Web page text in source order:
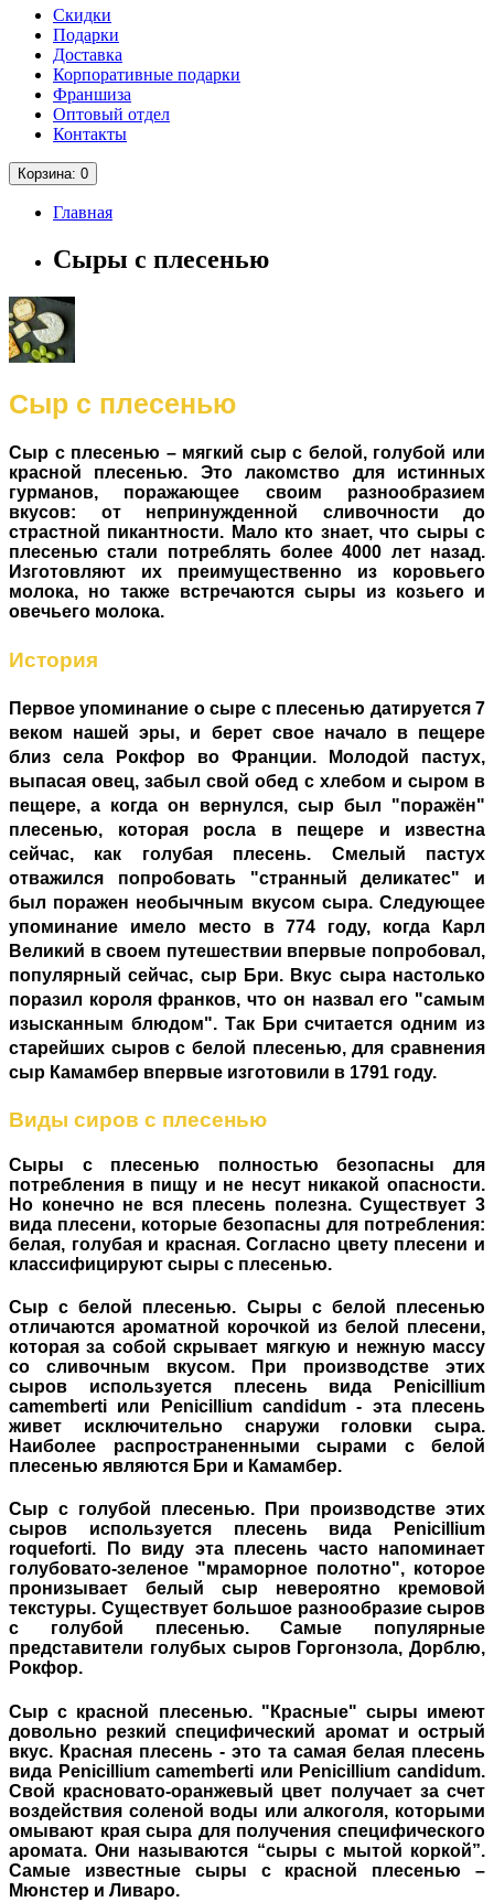
Скидки
Подарки
Доставка
Корпоративные подарки
Франшиза
Оптовый отдел
Контакты
Корзина: 0
Главная
Сыры с плесенью
Сыр с плесенью
Сыр с плесенью – мягкий сыр с белой, голубой или
красной плесенью. Это лакомство для истинных
гурманов, поражающее своим разнообразием
вкусов: от непринужденной сливочности до
страстной пикантности. Мало кто знает, что сыры с
плесенью стали потреблять более 4000 лет назад.
Изготовляют их преимущественно из коровьего
молока, но также встречаются сыры из козьего и
овечьего молока.
История
Первое упоминание о сыре с плесенью датируется 7
веком нашей эры, и берет свое начало в пещере
близ села Рокфор во Франции. Молодой пастух,
выпасая овец, забыл свой обед с хлебом и сыром в
пещере, а когда он вернулся, сыр был "поражён"
плесенью, которая росла в пещере и известна
сейчас, как голубая плесень. Смелый пастух
отважился попробовать "странный деликатес" и
был поражен необычным вкусом сыра. Следующее
упоминание имело место в 774 году, когда Карл
Великий в своем путешествии впервые попробовал,
популярный сейчас, сыр Бри. Вкус сыра настолько
поразил короля франков, что он назвал его "самым
изысканным блюдом". Так Бри считается одним из
старейших сыров с белой плесенью, для сравнения
сыр Камамбер впервые изготовили в 1791 году.
Виды сиров с плесенью
Сыры с плесенью полностью безопасны для
потребления в пищу и не несут никакой опасности.
Но конечно не вся плесень полезна. Существует 3
вида плесени, которые безопасны для потребления:
белая, голубая и красная. Согласно цвету плесени и
классифицируют сыры с плесенью.
Сыр с белой плесенью. Сыры с белой плесенью
отличаются ароматной корочкой из белой плесени,
которая за собой скрывает мягкую и нежную массу
со сливочным вкусом. При производстве этих
сыров используется плесень вида Penicillium
camemberti или Penicillium candidum - эта плесень
живет исключительно снаружи головки сыра.
Наиболее распространенными сырами с белой
плесенью являются Бри и Камамбер.
Сыр с голубой плесенью.
При производстве этих
сыров используется плесень вида Penicillium
roqueforti. По виду эта плесень часто напоминает
голубовато-зеленое "мраморное полотно", которое
пронизывает белый сыр невероятно кремовой
текстуры. Существует большое разнообразие сыров
с голубой плесенью. Самые популярные
представители голубых сыров Горгонзола, Дорблю,
Рокфор.
Сыр с красной плесенью. "Красные" сыры имеют
довольно резкий специфический аромат и острый
вкус. Красная плесень - это та самая белая плесень
вида Penicillium camemberti или Penicillium candidum.
Свой красновато-оранжевый цвет получает за счет
воздействия соленой воды или алкоголя, которыми
омывают края сыра для получения специфического
аромата. Они называются “сыры с мытой коркой”.
Самые известные сыры с красной плесенью –
Мюнстер и Ливаро.